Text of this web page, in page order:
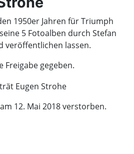
1950er Jahren für Triumph
5 Fotoalben durch Stefan
veröffentlichen lassen.
Freigabe gegeben.
12. Mai 2018 verstorben.